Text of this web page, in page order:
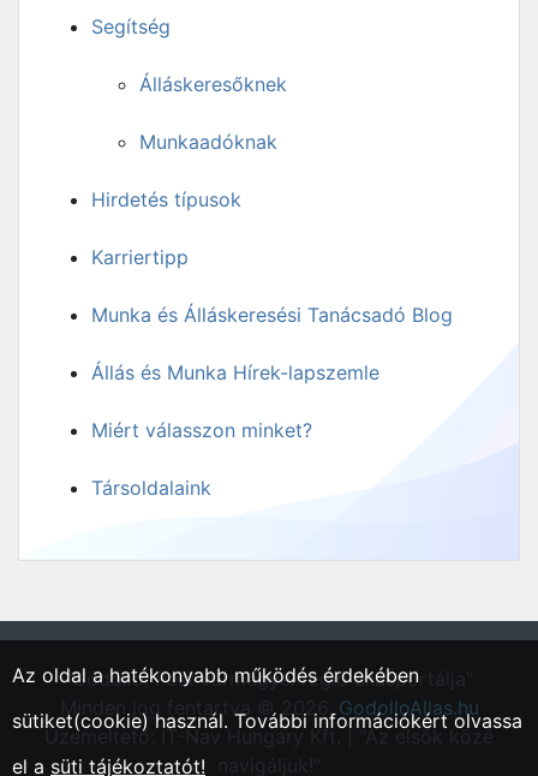
Segítség
Álláskeresőknek
Munkaadóknak
Hirdetés típusok
Karriertipp
Munka és Álláskeresési Tanácsadó Blog
Állás és Munka Hírek-lapszemle
Miért válasszon minket?
Társoldalaink
"Gödöllő, Pest vármegyei régió állásportálja"
Minden jog fentartva © 2026.GodolloAllas.hu
Üzemeltető: IT-Nav Hungary Kft. | "Az elsők közé
Az oldal a hatékonyabb működés érdekében
sütiket(cookie) használ. További információkért olvassa
el a süti tájékoztatót!